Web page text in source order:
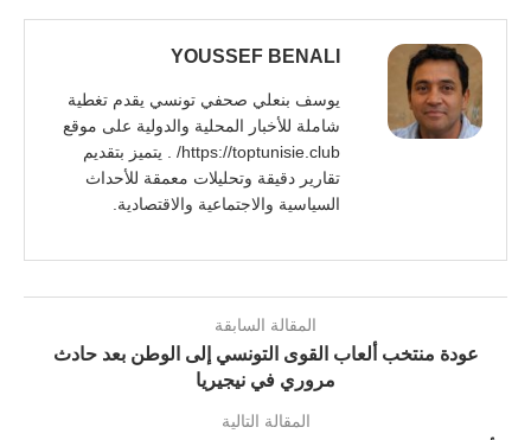
YOUSSEF BENALI
يوسف بنعلي صحفي تونسي يقدم تغطية
شاملة للأخبار المحلية والدولية على موقع
https://toptunisie.club/ . يتميز بتقديم
تقارير دقيقة وتحليلات معمقة للأحداث
السياسية والاجتماعية والاقتصادية.
المقالة السابقة
عودة منتخب ألعاب القوى التونسي إلى الوطن بعد حادث
مروري في نيجيريا
المقالة التالية